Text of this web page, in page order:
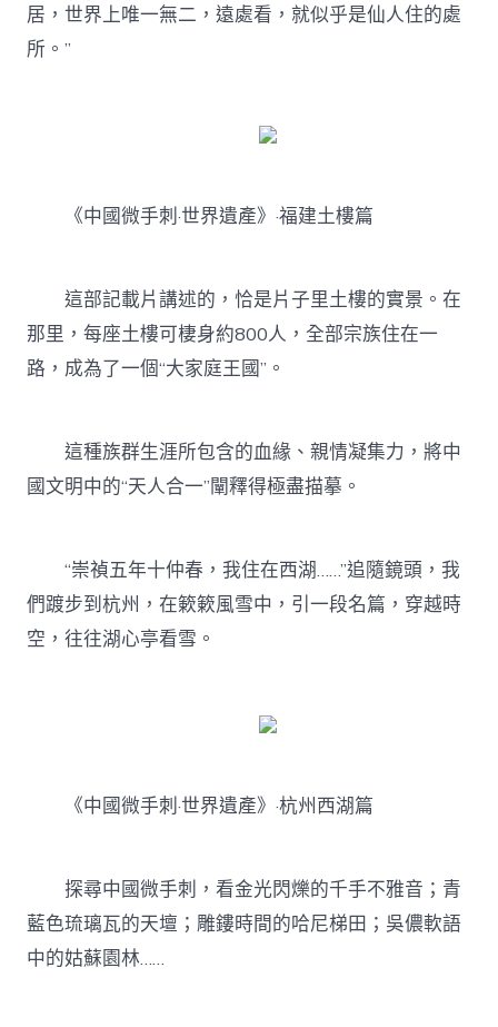
居，世界上唯一無二，遠處看，就似乎是仙人住的處
所。”
《中國微手刺·世界遺產》·福建土樓篇
這部記載片講述的，恰是片子里土樓的實景。在
那里，每座土樓可棲身約800人，全部宗族住在一
路，成為了一個“大家庭王國”。
這種族群生涯所包含的血緣、親情凝集力，將中
國文明中的“天人合一”闡釋得極盡描摹。
“崇禎五年十仲春，我住在西湖……”追隨鏡頭，我
們踱步到杭州，在簌簌風雪中，引一段名篇，穿越時
空，往往湖心亭看雪。
《中國微手刺·世界遺產》·杭州西湖篇
探尋中國微手刺，看金光閃爍的千手不雅音；青
藍色琉璃瓦的天壇；雕鏤時間的哈尼梯田；吳儂軟語
中的姑蘇園林……